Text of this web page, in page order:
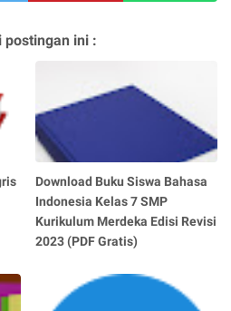
ini :
Download Buku Siswa Bahasa
Indonesia Kelas 7 SMP
Kurikulum Merdeka Edisi Revisi
2023 (PDF Gratis)